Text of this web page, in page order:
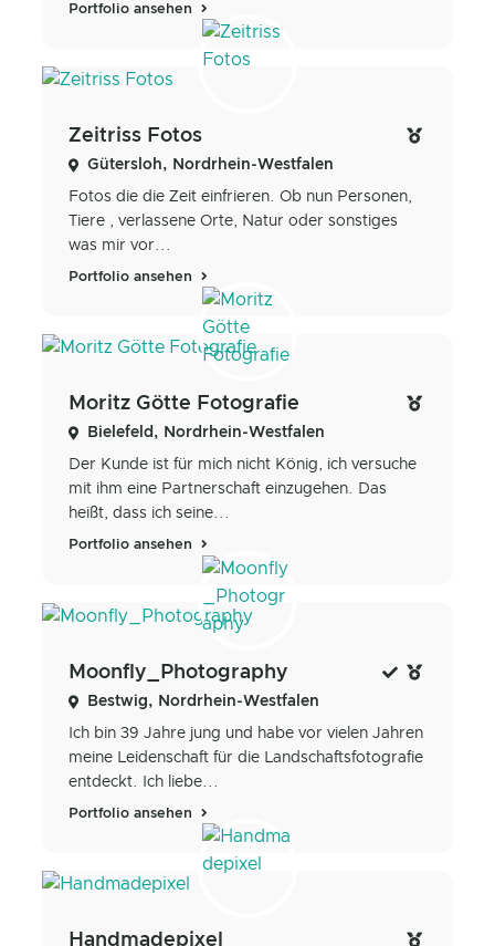
Portfolio ansehen
Zeitriss Fotos
Gütersloh, Nordrhein-Westfalen
Fotos die die Zeit einfrieren. Ob nun Personen,
Tiere , verlassene Orte, Natur oder sonstiges
was mir vor...
Portfolio ansehen
Moritz Götte Fotografie
Bielefeld, Nordrhein-Westfalen
Der Kunde ist für mich nicht König, ich versuche
mit ihm eine Partnerschaft einzugehen. Das
heißt, dass ich seine...
Portfolio ansehen
Moonfly_Photography
Bestwig, Nordrhein-Westfalen
Ich bin 39 Jahre jung und habe vor vielen Jahren
meine Leidenschaft für die Landschaftsfotografie
entdeckt. Ich liebe...
Portfolio ansehen
Handmadepixel